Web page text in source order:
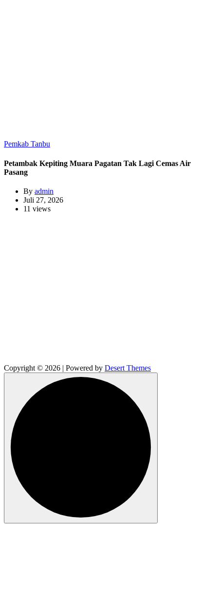
Pemkab Tanbu
Petambak Kepiting Muara Pagatan Tak Lagi Cemas Air
Pasang
By admin
Juli 27, 2026
11 views
Copyright © 2026 | Powered by Desert Themes